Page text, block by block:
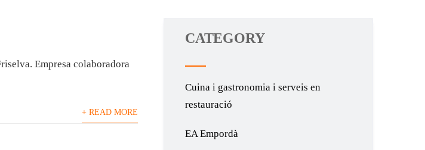
Empresa colaboradora
+ READ MORE
CATEGORY
Cuina i gastronomia i serveis en
restauració
EA Empordà